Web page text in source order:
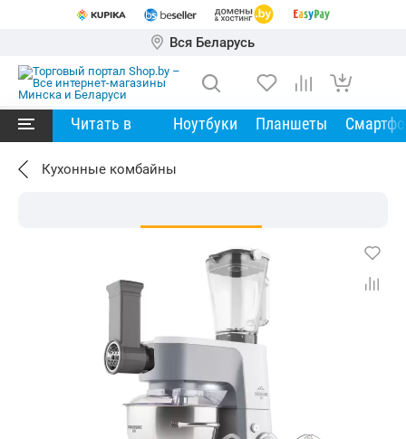
Вся Беларусь
Читать в Ноутбуки Планшеты
Кухонные комбайны